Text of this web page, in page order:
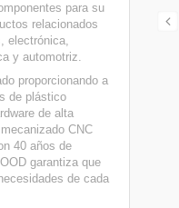
para su
relacionados
electrónica,
y automotriz.
proporcionando a
de plástico
de alta
CNC
40 años de
garantiza que
de cada